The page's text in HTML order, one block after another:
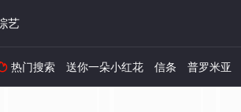
艺
热门搜索 送你一朵小红花 信条 普罗米亚